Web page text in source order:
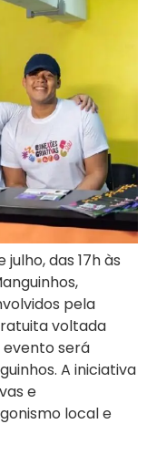
das 17h às
pela
voltada
evento será
A iniciativa
e
local e